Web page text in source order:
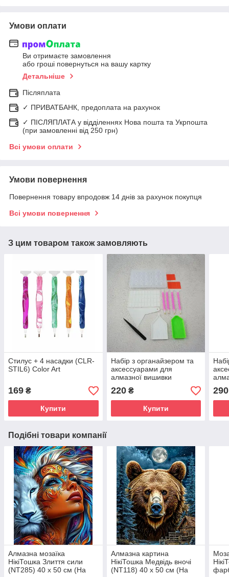
Умови оплати
Ви отримаєте замовлення
або гроші повернуться на вашу картку
Детальніше
Післяплата
✓ ПРИВАТБАНК, предоплата на рахунок
✓ ПІСЛЯПЛАТА у відділеннях Нова пошта та Укрпошта
(при замовленні від 250 грн)
Всі умови оплати
Умови повернення
Повернення товару впродовж 14 днів за рахунок покупця
Всі умови повернення
З цим товаром також замовляють
Стилус + 4 насадки (CLR-
STIL6) Color Art
169 ₴
Купити
Набір з органайзером та
аксессуарами для
алмазної вишивки
220₴
Купити
290
Подібні товари компанії
Алмазна мозаїка
НікіТошка Злиття сили
(NT285) 40 х 50 см (На
Алмазна картина
НікіТошка Медвідь вночі
(NT118) 40 х 50 см (На